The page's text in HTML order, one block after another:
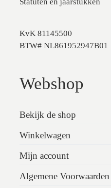
KvK 81145500
BTW# NL861952947B01
Webshop
Bekijk de shop
Winkelwagen
Mijn account
Algemene Voorwaarden